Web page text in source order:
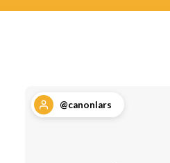
@canonlars